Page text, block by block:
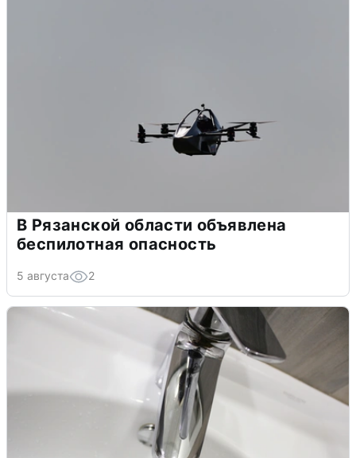
В Рязанской области объявлена
беспилотная опасность
5 августа 2